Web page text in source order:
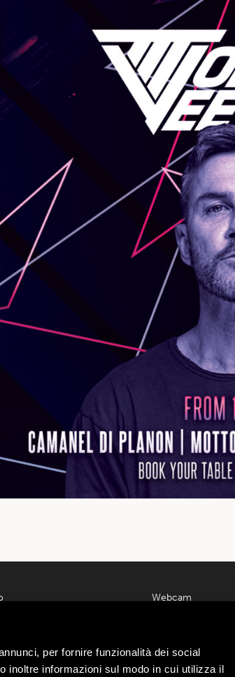
per fornire funzionalità dei social
inoltre informazioni sul modo in cui utilizza il
Policy
Webcam
Offerte Gruppi
Area Affiliati